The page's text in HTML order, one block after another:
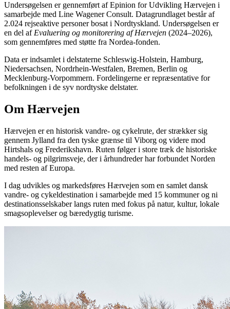
Undersøgelsen er gennemført af Epinion for Udvikling Hærvejen i
samarbejde med Line Wagener Consult. Datagrundlaget består af
2.024 rejseaktive personer bosat i Nordtyskland. Undersøgelsen er
en del af Evaluering og monitorering af Hærvejen (2024–2026),
som gennemføres med støtte fra Nordea-fonden.
Data er indsamlet i delstaterne Schleswig-Holstein, Hamburg,
Niedersachsen, Nordrhein-Westfalen, Bremen, Berlin og
Mecklenburg-Vorpommern. Fordelingerne er repræsentative for
befolkningen i de syv nordtyske delstater.
Om Hærvejen
Hærvejen er en historisk vandre- og cykelrute, der strækker sig
gennem Jylland fra den tyske grænse til Viborg og videre mod
Hirtshals og Frederikshavn. Ruten følger i store træk de historiske
handels- og pilgrimsveje, der i århundreder har forbundet Norden
med resten af Europa.
I dag udvikles og markedsføres Hærvejen som en samlet dansk
vandre- og cykeldestination i samarbejde med 15 kommuner og ni
destinationsselskaber langs ruten med fokus på natur, kultur, lokale
smagsoplevelser og bæredygtig turisme.